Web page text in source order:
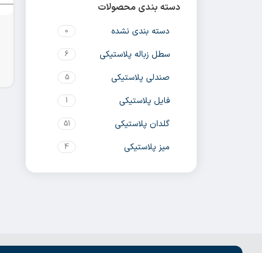
دسته بندی محصولات
دسته بندی نشده 0
سطل زباله پلاستیکی 6
صندلی پلاستیکی 5
فایل پلاستیکی 1
گلدان پلاستیکی 51
میز پلاستیکی 4